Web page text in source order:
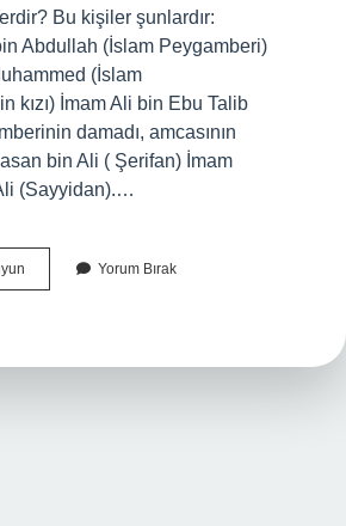
Bu kişiler şunlardır:
Abdullah (İslam Peygamberi)
(İslam
kızı) İmam Ali bin Ebu Talib
damadı, amcasının
bin Ali ( Şerifan) İmam
(Sayyidan).…
I
Yorum Bırak